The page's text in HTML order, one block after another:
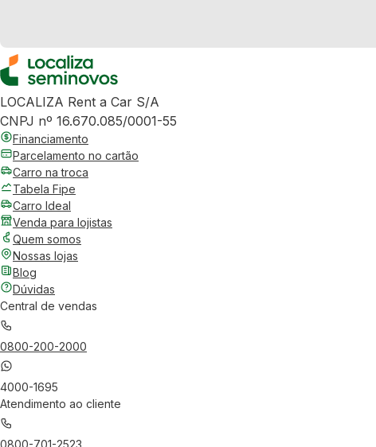
LOCALIZA Rent a Car S/A
CNPJ nº 16.670.085/0001-55
Financiamento
Parcelamento no cartão
Carro na troca
Tabela Fipe
Carro Ideal
Venda para lojistas
Quem somos
Nossas lojas
Blog
Dúvidas
Central de vendas
0800-200-2000
4000-1695
Atendimento ao cliente
0800-701-2523